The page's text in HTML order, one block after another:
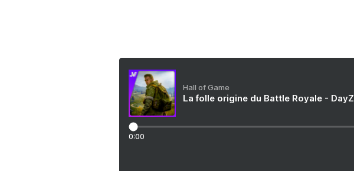
Hall of Game
La folle origine du Battle Royale - DayZ
0:00